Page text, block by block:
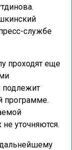
службе
проходят еще
подлежит
программе.
уточняются.
дальнейшему